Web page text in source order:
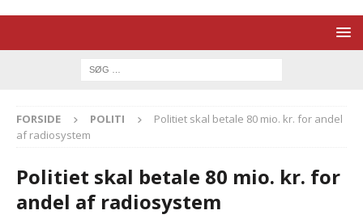
FORSIDE POLITI
Politiet skal betale 80 mio. kr. for andel
af radiosystem
Politiet skal betale 80 mio. kr. for
andel af radiosystem